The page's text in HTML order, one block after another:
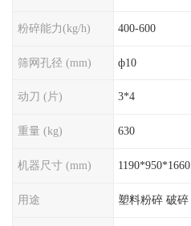
粉碎能力(kg/h) 400-600
筛网孔径 (mm) ф10
动刀 (片) 3*4
重量 (kg) 630
机器尺寸 (mm) 1190*950*1660
用途 塑料粉碎 破碎